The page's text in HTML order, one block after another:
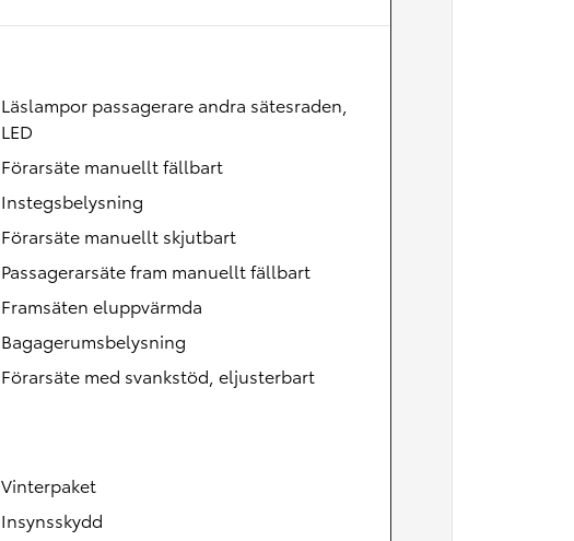
Läslampor passagerare andra sätesraden,
LED
Förarsäte manuellt fällbart
Instegsbelysning
Förarsäte manuellt skjutbart
Passagerarsäte fram manuellt fällbart
Framsäten eluppvärmda
Bagagerumsbelysning
Förarsäte med svankstöd, eljusterbart
Vinterpaket
Insynsskydd